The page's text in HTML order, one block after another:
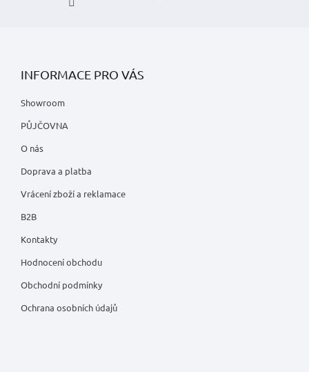
INFORMACE PRO VÁS
Showroom
PŮJČOVNA
O nás
Doprava a platba
Vrácení zboží a reklamace
B2B
Kontakty
Hodnocení obchodu
Obchodní podmínky
Ochrana osobních údajů